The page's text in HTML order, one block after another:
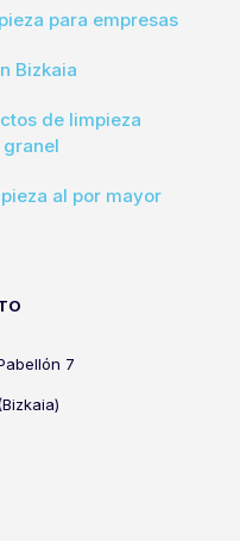
para empresas
Bizkaia
de limpieza
al por mayor
7